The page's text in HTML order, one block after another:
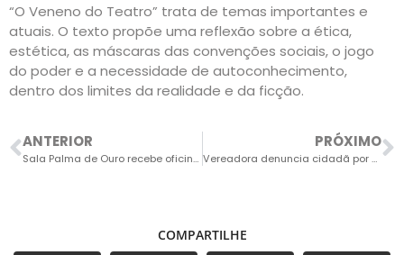
“O Veneno do Teatro” trata de temas importantes e
atuais. O texto propõe uma reflexão sobre a ética,
estética, as máscaras das convenções sociais, o jogo
do poder e a necessidade de autoconhecimento,
dentro dos limites da realidade e da ficção.
ANTERIOR
Sala Palma de Ouro recebe oficina e espetáculo neste sábado
PRÓXIMO
Vereadora denuncia cidadã por difamação após áudios em grupos de mensagens
COMPARTILHE